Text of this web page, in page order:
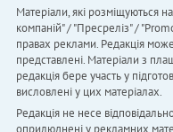
Матеріали, які розміщуються
компаній" / "Пресреліз" /
правах реклами. Редакція
представлені. Матеріали з
редакція бере участь у
висловлені у цих матеріалах.
Редакція не несе